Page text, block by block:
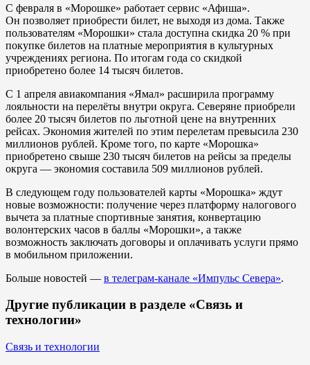
С февраля в «Морошке» работает сервис «Афиша».
Он позволяет приобрести билет, не выходя из дома. Также
пользователям «Морошки» стала доступна скидка 20 % при
покупке билетов на платные мероприятия в культурных
учреждениях региона. По итогам года со скидкой
приобретено более 14 тысяч билетов.
С 1 апреля авиакомпания «Ямал» расширила программу
лояльности на перелёты внутри округа. Северяне приобрели
более 20 тысяч билетов по льготной цене на внутренних
рейсах. Экономия жителей по этим перелетам превысила 230
миллионов рублей. Кроме того, по карте «Морошка»
приобретено свыше 230 тысяч билетов на рейсы за пределы
округа — экономия составила 509 миллионов рублей.
В следующем году пользователей карты «Морошка» ждут
новые возможности: получение через платформу налогового
вычета за платные спортивные занятия, конвертацию
волонтерских часов в баллы «Морошки», а также
возможность заключать договоры и оплачивать услуги прямо
в мобильном приложении.
Больше новостей — в телеграм-канале «Импульс Севера».
Другие публикации в разделе «Связь и
технологии»
Связь и технологии